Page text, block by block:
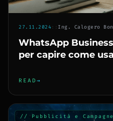
27.11.2024 :: Ing. Calogero
WhatsApp
per capire come
READ →
// Pubblicità e Campagne